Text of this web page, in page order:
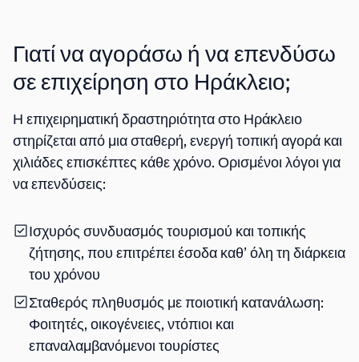
Γιατί να αγοράσω ή να επενδύσω
σε επιχείρηση στο Ηράκλειο;
Η επιχειρηματική δραστηριότητα στο Ηράκλειο
στηρίζεται από μια σταθερή, ενεργή τοπική αγορά και
χιλιάδες επισκέπτες κάθε χρόνο. Ορισμένοι λόγοι για
να επενδύσεις:
Ισχυρός συνδυασμός τουρισμού και τοπικής
ζήτησης, που επιτρέπει έσοδα καθ’ όλη τη διάρκεια
του χρόνου
Σταθερός πληθυσμός με ποιοτική κατανάλωση:
Φοιτητές, οικογένειες, ντόπιοι και
επαναλαμβανόμενοι τουρίστες